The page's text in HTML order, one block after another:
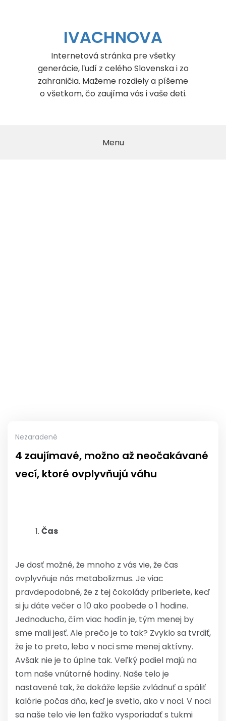
IVACHNOVA
Internetová stránka pre všetky
generácie, ľudí z celého Slovenska i zo
zahraničia. Mažeme rozdiely a píšeme
o všetkom, čo zaujíma vás i vaše deti.
Menu
Nezaradené
4 zaujímavé, možno až neočakávané
vecí, ktoré ovplyvňujú váhu
Čas
Je dosť možné, že mnoho z vás vie, že čas
ovplyvňuje nás metabolizmus. Je viac
pravdepodobné, že z tej čokolády priberiete, keď
si ju dáte večer o 10 ako poobede o 1 hodine.
Jednoducho, čím viac hodín je, tým menej by
sme mali jesť. Ale prečo je to tak? Zvyklo sa tvrdiť,
že je to preto, lebo v noci sme menej aktívny.
Avšak nie je to úplne tak. Veľký podiel majú na
tom naše vnútorné hodiny. Naše telo je
nastavené tak, že dokáže lepšie zvládnuť a spáliť
kalórie počas dňa, keď je svetlo, ako v noci. V noci
sa naše telo vie len ťažko vysporiadať s tukmi